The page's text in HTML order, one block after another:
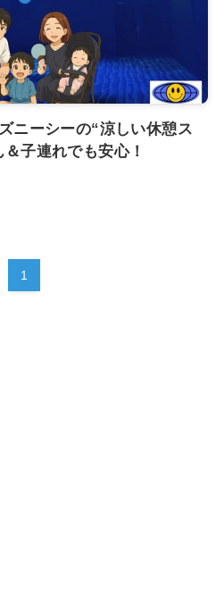
ニーシーの“涼しい休憩ス
子連れでも安心！
1